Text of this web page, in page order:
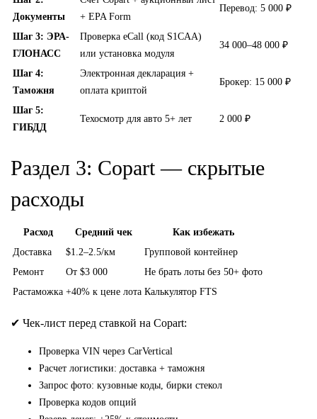
Документы
+ EPA Form
Перевод: 5 000 ₽
Шаг 3: ЭРА-
ГЛОНАСС
Проверка eCall (код S1CAA)
или установка модуля
34 000–48 000 ₽
Шаг 4:
Таможня
Электронная декларация +
оплата криптой
Брокер: 15 000 ₽
Шаг 5:
ГИБДД
Техосмотр для авто 5+ лет 2 000 ₽
Раздел 3: Copart — скрытые
расходы
Расход Средний чек
Как избежать
Доставка
$1.2–2.5/км
Групповой контейнер
Ремонт
От $3 000
Не брать лоты без 50+ фото
Растаможка +40% к цене лота Калькулятор FTS
✔ Чек-лист перед ставкой на Copart:
Проверка VIN через CarVertical
Расчет логистики: доставка + таможня
Запрос фото: кузовные коды, бирки стекол
Проверка кодов опций